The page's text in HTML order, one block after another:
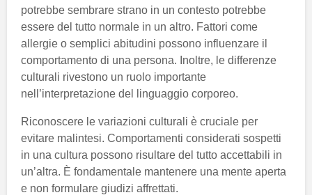
potrebbe sembrare strano in un contesto potrebbe
essere del tutto normale in un altro. Fattori come
allergie o semplici abitudini possono influenzare il
comportamento di una persona. Inoltre, le differenze
culturali rivestono un ruolo importante
nell’interpretazione del linguaggio corporeo.
Riconoscere le variazioni culturali è cruciale per
evitare malintesi. Comportamenti considerati sospetti
in una cultura possono risultare del tutto accettabili in
un’altra. È fondamentale mantenere una mente aperta
e non formulare giudizi affrettati.